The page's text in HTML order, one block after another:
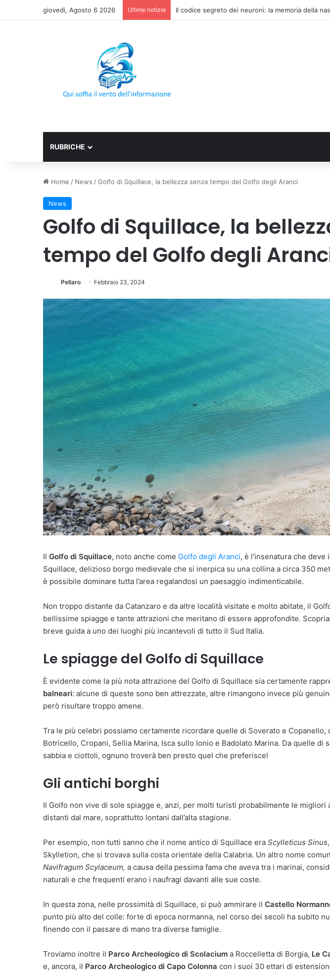
giovedì, Agosto 6 2026 Ultime notizie Una guida alimentare per affrontare i giorni più
RUBRICHE
Home / News /Golfo di Squillace, la bellezza senza tempo del Golfo degli Aranci
News
Golfo di Squillace, la
tempo del Golfo degli
Pellaro Febbraio 23, 2024
Il Golfo di Squillace, noto anche come Golfo degli Aranci, è l’insenatura che
Squillace, delizioso borgo medievale che si inerpica su una collina a circa 350
è possibile dominare tutta l’area regalandosi un paesaggio indimenticabile.
Non troppo distante da Catanzaro e da altre località visitate e molto abitate, il
bellissime spiagge e tante attrazioni che meritano di essere approfondite.
breve guida a uno dei luoghi più incantevoli di tutto il Sud Italia.
Le spiagge del Golfo di Squillace
È evidente come la più nota attrazione del Golfo di Squillace sia certamente
balneari: alcune di queste sono ben attrezzate, altre rimangono invece più
però risultare troppo amene.
Tra le più celebri possiamo certamente ricordare quelle di Soverato e Copanello,
Botricello, Cropani, Sellia Marina, Isca sullo Ionio e Badolato Marina. Da quelle di
sabbia e ciottoli, ognuno troverà ben presto quel che preferisce!
Gli antichi borghi
Il Golfo non vive di sole spiagge e, anzi, per molti turisti probabilmente le
distanti dal mare, soprattutto lontani dall’alta stagione.
Per esempio, non tutti sanno che il nome antico di Squillace era Scylleticus Sinus
Skylletion, che si trovava sulla costa orientale della Calabria. Un altro nome
Navifragum Scylaceum, a causa della pessima fama che aveva tra i marinai,
naturali e che frequenti erano i naufragi davanti alle sue coste.
In questa zona, nelle prossimità di Squillace, si può ammirare il Castello
punto più alto del colle: forte di epoca normanna, nel corso dei secoli ha subito
finendo con il passare di mano tra diverse famiglie.
Troviamo inoltre il Parco Archeologico di Scolacium a Roccelletta di Borgia, Le
e, ancora, il Parco Archeologico di Capo Colonna con i suoi 30 ettari di